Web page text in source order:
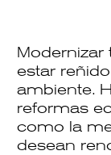
estar
ambiente.
reformas
como la
desean